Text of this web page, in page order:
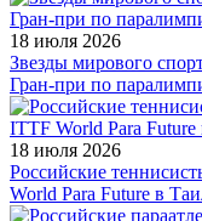
18 июля 2026
Звезды мирового
Гран-при по
18 июля 2026
Российские
World Para Future в